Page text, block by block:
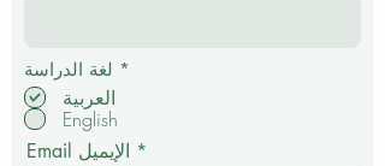
لغة الدراسة *
م
العربية
English
Email الإيميل